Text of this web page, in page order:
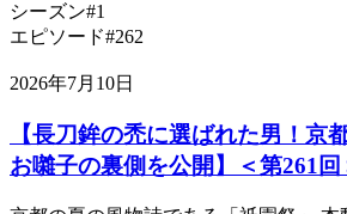
シーズン#1
エピソード#262
2026年7月10日
【長刀鉾の禿に選ばれた男！京
お囃子の裏側を公開】＜第261回